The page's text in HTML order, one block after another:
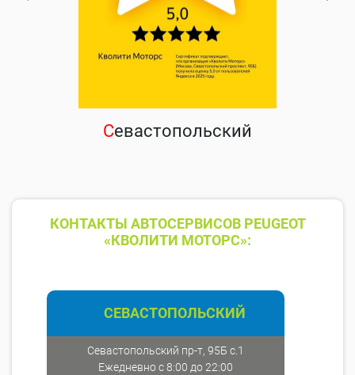
Севастопольский
КОНТАКТЫ АВТОСЕРВИСОВ PEUGEOT
«КВОЛИТИ МОТОРС»:
СЕВАСТОПОЛЬСКИЙ
Севастопольский пр-т, 95Б с.1
Ежедневно с 8:00 до 22:00